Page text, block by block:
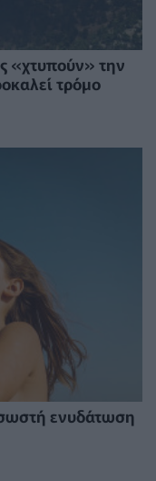
«χτυπούν» την
τρόμο
ενυδάτωση